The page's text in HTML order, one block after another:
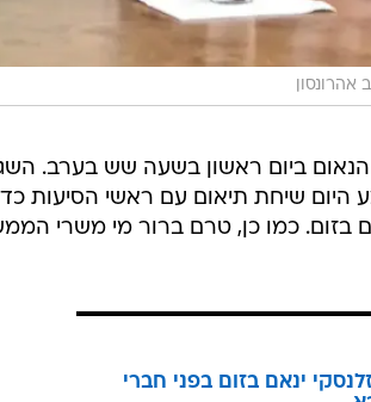
אהרונסון
הנאום ביום ראשון בשעה שש בערב.
היום שיחת תיאום עם ראשי הסיעות
בזום. כמו כן, טרם ברור מי משרי
ינאם בזום בפני חברי